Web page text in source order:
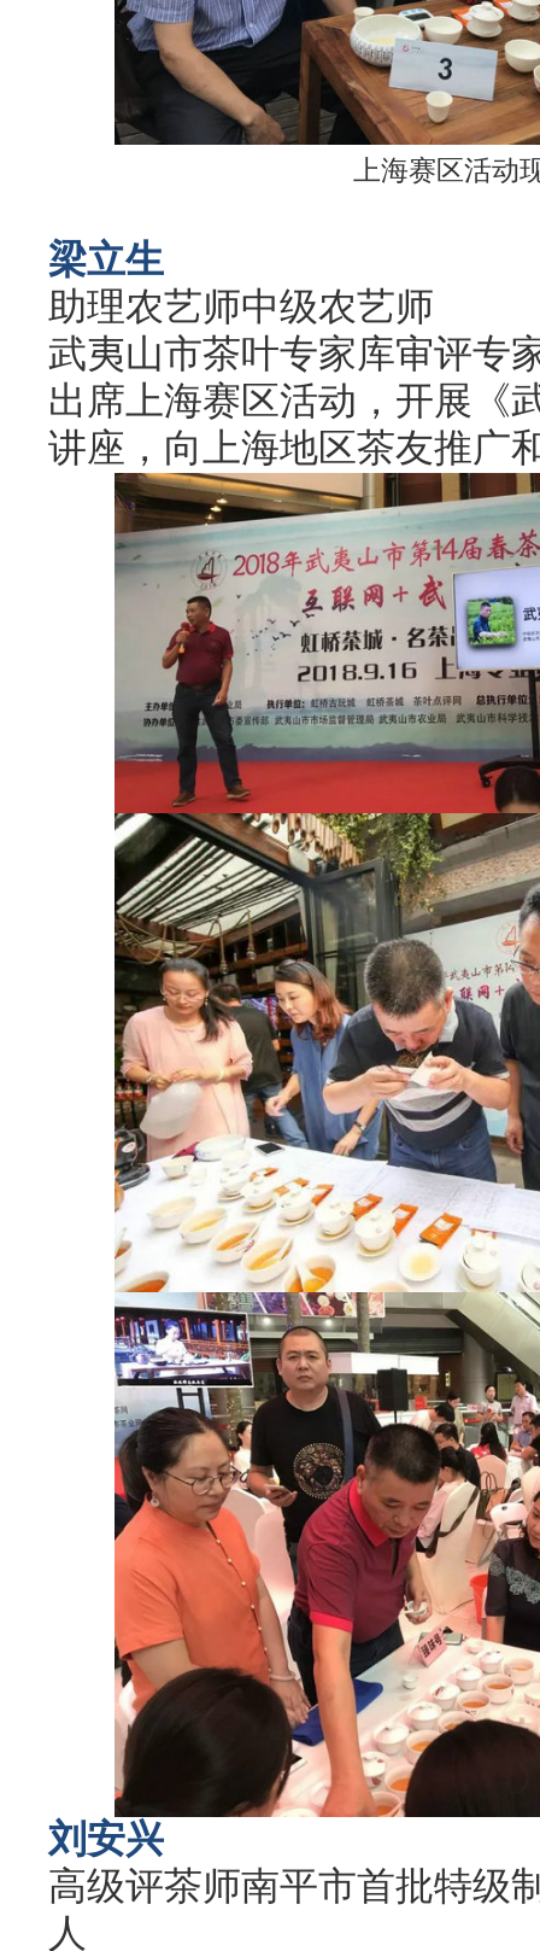
上海赛区活动
梁立生
助理农艺师中级农艺师
武夷山市茶叶专家库审评专
出席上海赛区活动，开展《
讲座，向上海地区茶友推广
刘安兴
高级评茶师南平市首批特级
人